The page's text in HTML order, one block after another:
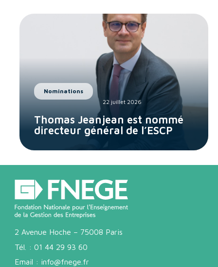
Nominations
22 juillet 2026
Thomas Jeanjean est nommé
directeur général de l’ESCP
2 Avenue Hoche – 75008 Paris
Tél. : 01 44 29 93 60
Email : info@fnege.fr